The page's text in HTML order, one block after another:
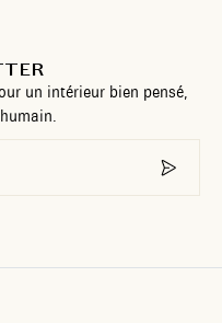
un intérieur bien pensé,